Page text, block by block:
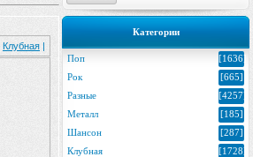
Категории
Поп
[1636]
Рок
[665]
Разные
[4257]
Металл
[185]
Шансон
[287]
Клубная
[1728]
Клубная |